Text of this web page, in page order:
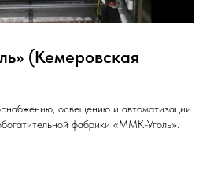
(Кемеровская
освещению и автоматизации
фабрики «ММК-Уголь».